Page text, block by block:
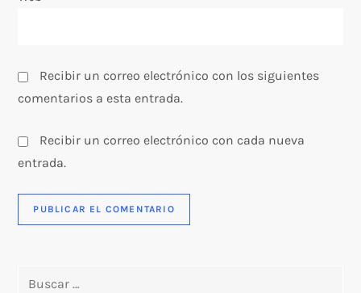
s
Recibir un correo electrónico con los siguientes
comentarios a esta entrada.
Recibir un correo electrónico con cada nueva
entrada.